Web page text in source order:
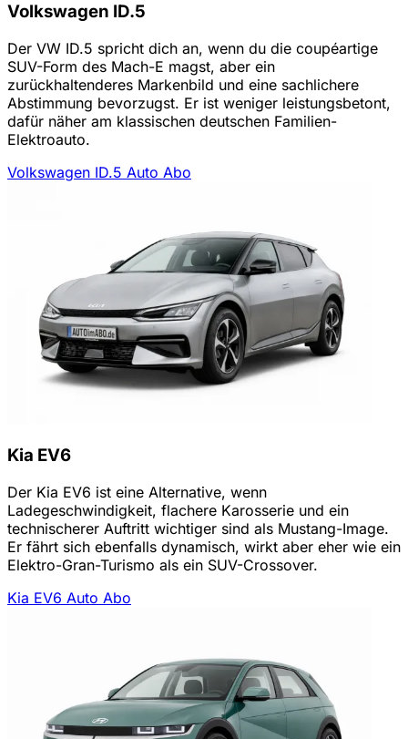
Volkswagen ID.5
Der VW ID.5 spricht dich an, wenn du die coupéartige
SUV-Form des Mach-E magst, aber ein
zurückhaltenderes Markenbild und eine sachlichere
Abstimmung bevorzugst. Er ist weniger leistungsbetont,
dafür näher am klassischen deutschen Familien-
Elektroauto.
Volkswagen ID.5 Auto Abo
Kia EV6
Der Kia EV6 ist eine Alternative, wenn
Ladegeschwindigkeit, flachere Karosserie und ein
technischerer Auftritt wichtiger sind als Mustang-Image.
Er fährt sich ebenfalls dynamisch, wirkt aber eher wie ein
Elektro-Gran-Turismo als ein SUV-Crossover.
Kia EV6 Auto Abo